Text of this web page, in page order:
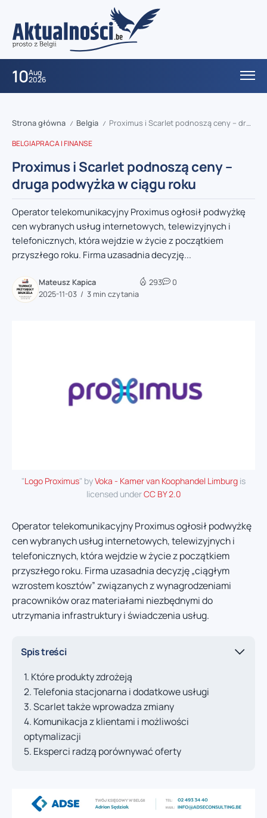
10Aug
2026
Strona główna / Belgia / Proximus i Scarlet podnoszą ceny – druga podwyżka w ciągu roku
BELGIAPRACA I FINANSE
Proximus i Scarlet podnoszą ceny –
druga podwyżka w ciągu roku
Operator telekomunikacyjny Proximus ogłosił podwyżkę
cen wybranych usług internetowych, telewizyjnych i
telefonicznych, która wejdzie w życie z początkiem
przyszłego roku. Firma uzasadnia decyzję...
Mateusz Kapica
2025-11-03
3 min czytania
293 0
"Logo Proximus" byVoka - Kamer van Koophandel Limburg is
licensed underCC BY 2.0
Operator telekomunikacyjny Proximus ogłosił podwyżkę
cen wybranych usług internetowych, telewizyjnych i
telefonicznych, która wejdzie w życie z początkiem
przyszłego roku. Firma uzasadnia decyzję „ciągłym
wzrostem kosztów” związanych z wynagrodzeniami
pracowników oraz materiałami niezbędnymi do
utrzymania infrastruktury i świadczenia usług.
Spis treści
Które produkty zdrożeją
Telefonia stacjonarna i dodatkowe usługi
Scarlet także wprowadza zmiany
Komunikacja z klientami i możliwości
optymalizacji
Eksperci radzą porównywać oferty